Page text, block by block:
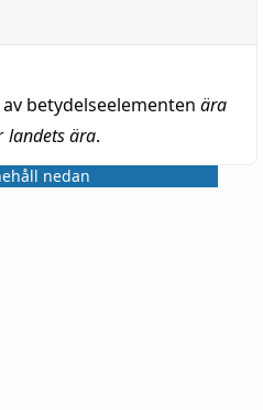
betydelseelementen ära
landets ära.
nedan